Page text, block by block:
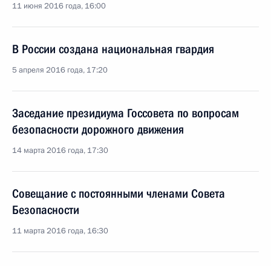
11 июня 2016 года, 16:00
В России создана национальная гвардия
5 апреля 2016 года, 17:20
Заседание президиума Госсовета по вопросам
безопасности дорожного движения
14 марта 2016 года, 17:30
Совещание с постоянными членами Совета
Безопасности
11 марта 2016 года, 16:30